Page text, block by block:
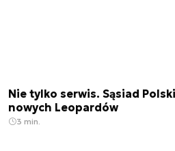
Nie tylko serwis. Sąsiad
nowych Leopardów
3 min.